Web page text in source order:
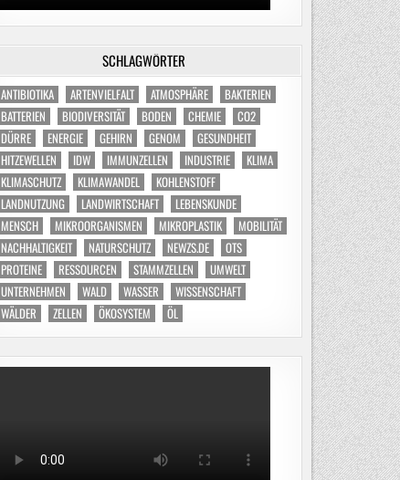
SCHLAGWÖRTER
ANTIBIOTIKA ARTENVIELFALT ATMOSPHÄRE
BAKTERIEN
BATTERIEN
BIODIVERSITÄT BODEN CHEMIE
CO2
DÜRRE
ENERGIE GEHIRN GENOM
GESUNDHEIT
HITZEWELLEN
IDW IMMUNZELLEN INDUSTRIE
KLIMA
KLIMASCHUTZ
KLIMAWANDEL
KOHLENSTOFF
LANDNUTZUNG
LANDWIRTSCHAFT
LEBENSKUNDE
MENSCH
MIKROORGANISMEN MIKROPLASTIK
MOBILITÄT
NACHHALTIGKEIT
NATURSCHUTZ NEWZS.DE
OTS
PROTEINE
RESSOURCEN STAMMZELLEN
UMWELT
UNTERNEHMEN
WALD WASSER
WISSENSCHAFT
WÄLDER
ZELLEN ÖKOSYSTEM ÖL